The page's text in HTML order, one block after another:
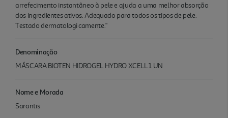
arrefecimento instantâneo à pele e ajuda a uma melhor absorção
dos ingredientes ativos. Adequado para todos os tipos de pele.
Testado dermatologi camente."
Denominação
MÁSCARA BIOTEN HIDROGEL HYDRO XCELL 1 UN
Nome e Morada
Sarantis